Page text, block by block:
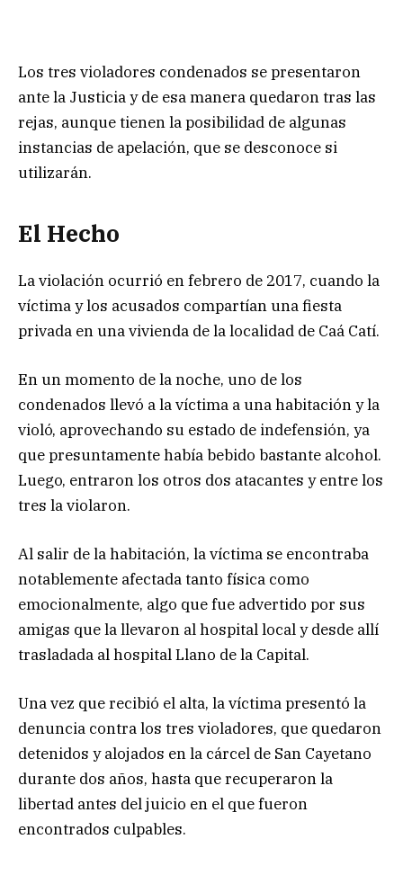
Los tres violadores condenados se presentaron
ante la Justicia y de esa manera quedaron tras las
rejas, aunque tienen la posibilidad de algunas
instancias de apelación, que se desconoce si
utilizarán.
El Hecho
La violación ocurrió en febrero de 2017, cuando la
víctima y los acusados compartían una fiesta
privada en una vivienda de la localidad de Caá Catí.
En un momento de la noche, uno de los
condenados llevó a la víctima a una habitación y la
violó, aprovechando su estado de indefensión, ya
que presuntamente había bebido bastante alcohol.
Luego, entraron los otros dos atacantes y entre los
tres la violaron.
Al salir de la habitación, la víctima se encontraba
notablemente afectada tanto física como
emocionalmente, algo que fue advertido por sus
amigas que la llevaron al hospital local y desde allí
trasladada al hospital Llano de la Capital.
Una vez que recibió el alta, la víctima presentó la
denuncia contra los tres violadores, que quedaron
detenidos y alojados en la cárcel de San Cayetano
durante dos años, hasta que recuperaron la
libertad antes del juicio en el que fueron
encontrados culpables.